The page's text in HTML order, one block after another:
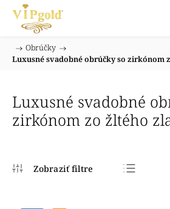
Domov
/ Obrúčky /
Luxusné svadobné obrúčky so zirkónom
Luxusné svadobné
zirkónom zo žltého